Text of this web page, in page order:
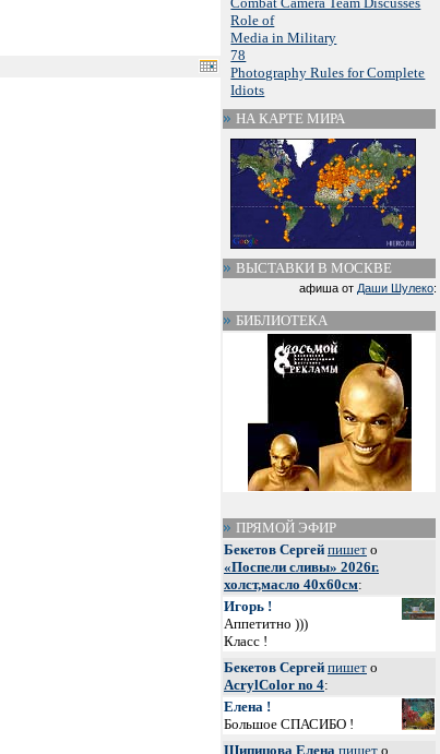
Role of
Media in Military
78
Photography Rules for Complete
Idiots
НА КАРТЕ МИРА
ВЫСТАВКИ В МОСКВЕ
афиша от Даши Шулеко:
БИБЛИОТЕКА
ПРЯМОЙ ЭФИР
Бекетов Сергей пишет о
«Поспели сливы» 2026г.
холст,масло 40х60см:
Игорь !
Аппетитно )))
Класс !
Бекетов Сергей пишет о
AcrylColor no 4:
Елена !
Большое СПАСИБО !
Шипицова Елена пишет о